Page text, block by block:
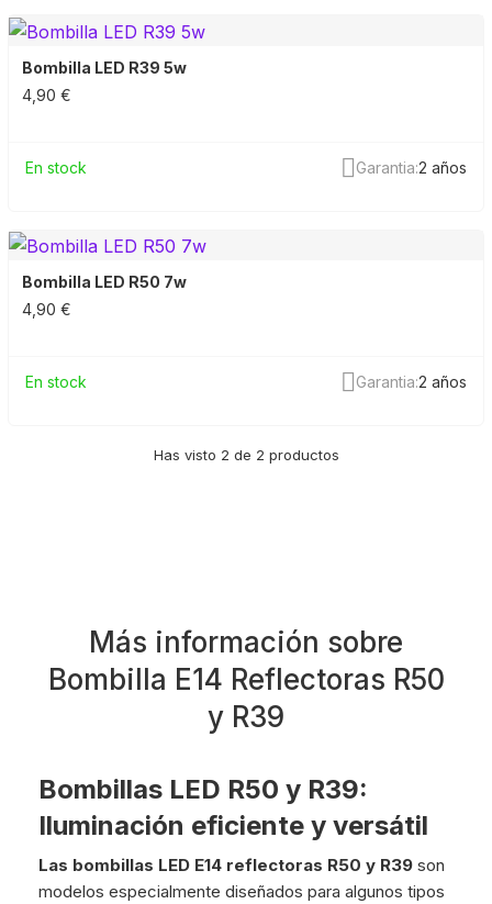
Bombilla LED R39 5w
4,90 €
En stock Garantia:2 años
Bombilla LED R50 7w
4,90 €
En stock Garantia:2 años
Has visto 2 de 2 productos
Más información sobre
Bombilla E14 Reflectoras R50
y R39
Bombillas LED R50 y R39:
Iluminación eficiente y versátil
Las bombillas LED E14 reflectoras R50 y R39 son
modelos especialmente diseñados para algunos tipos